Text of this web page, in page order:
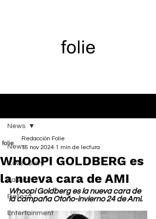
News
Cover Story
Fashion
Belleza
Entertainment
News
WHOOPI GOLDBERG es
la nueva cara de AMI
Redacción Folie
15 nov 2024 1 min de lectura
Whoopi Goldberg es la nueva cara de
la campaña Otoño-invierno 24 de Ami.